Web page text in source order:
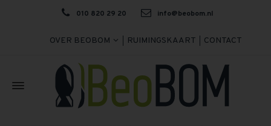
010 820 29 20 info@beobom.nl
OVER BEOBOM RUIMINGSKAART CONTACT